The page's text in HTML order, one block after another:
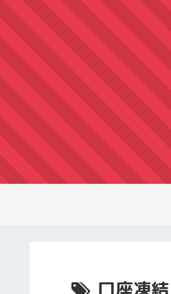
口座凍結